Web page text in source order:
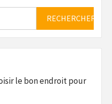
le bon endroit pour